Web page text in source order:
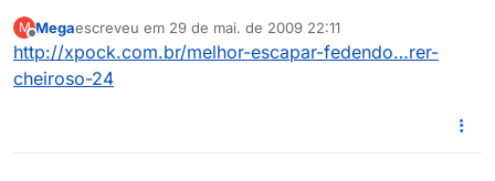
M
Offline
Megaescreveu em 29 de mai. de 2009 22:11
última edição por
http://xpock.com.br/melhor-escapar-fedendo…rer-
cheiroso-24